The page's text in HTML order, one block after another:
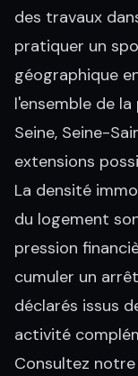
des travaux
pratiquer un
géographique
l'ensemble de
Seine, Seine-
extensions
La densité
du logement
pression
cumuler un
déclarés issus
activité
Consultez